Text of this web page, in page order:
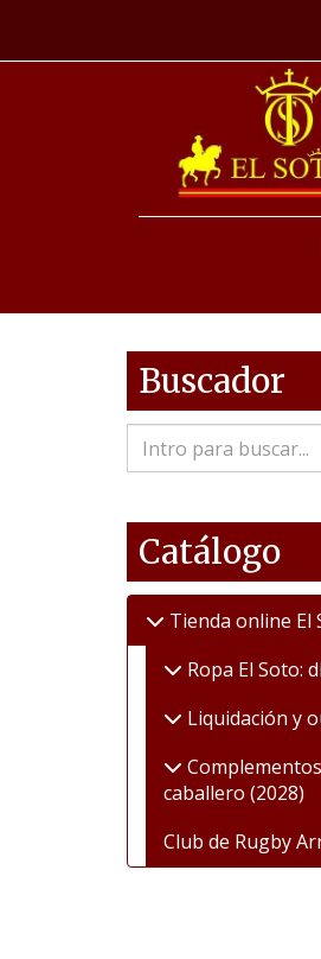
Buscador
Catálogo
Tienda online El
Ropa El Soto:
Liquidación y
caballero (2028)
Club de Rugby